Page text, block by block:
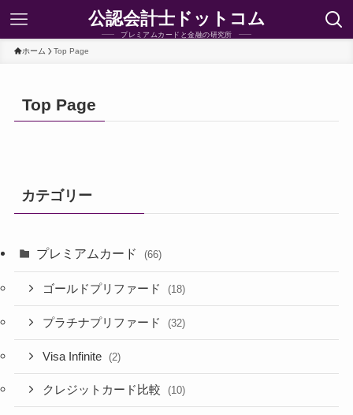
公認会計士ドットコム
プレミアムカードと金融の研究所
ホーム Top Page
Top Page
カテゴリー
プレミアムカード (66)
ゴールドプリファード (18)
プラチナプリファード (32)
Visa Infinite (2)
クレジットカード比較 (10)